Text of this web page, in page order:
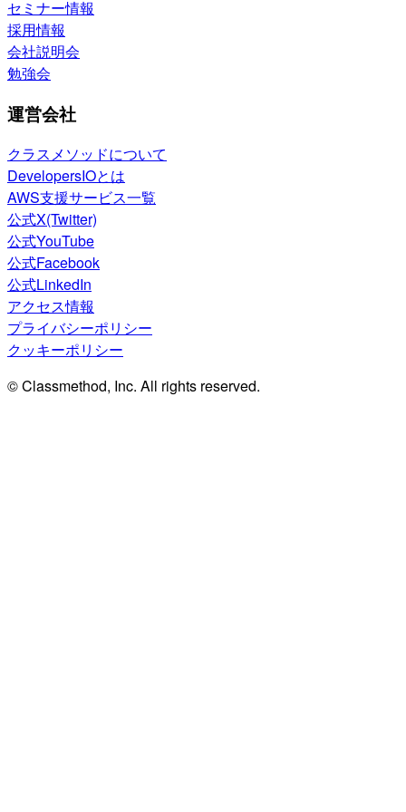
セミナー情報
採用情報
会社説明会
勉強会
運営会社
クラスメソッドについて
DevelopersIOとは
AWS支援サービス一覧
公式X(Twitter)
公式YouTube
公式Facebook
公式LinkedIn
アクセス情報
プライバシーポリシー
クッキーポリシー
© Classmethod, Inc. All rights reserved.